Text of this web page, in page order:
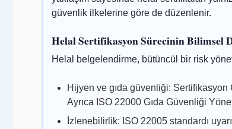
güvenlik ilkelerine göre de düzenlenir.
Helal Sertifikasyon Sürecinin Bilimsel
Helal belgelendirme, bütüncül bir risk
Hijyen ve gıda güvenliği:
Ayrıca ISO 22000 Gıda Güvenliği
İzlenebilirlik: ISO 22005 standardı